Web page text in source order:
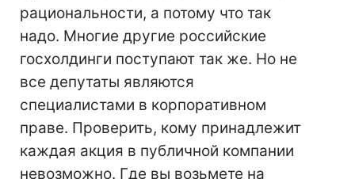
рациональности, а потому что так
надо. Многие другие российские
госхолдинги поступают так же. Но не
все депутаты являются
специалистами в корпоративном
праве. Проверить, кому принадлежит
каждая акция в публичной компании
невозможно. Где вы возьмете на